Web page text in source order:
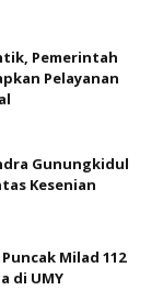
Pemerintah
Pelayanan
Gunungkidul
Kesenian
Milad 112
di UMY